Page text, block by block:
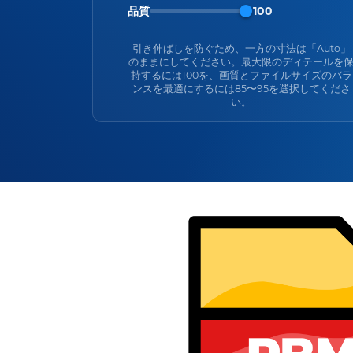
品質 100
引き伸ばしを防ぐため、一方の寸法は「Auto」
のままにしてください。最大限のディテールを保
持するには100を、画質とファイルサイズのバラ
ンスを最適にするには85〜95を選択してくださ
い。